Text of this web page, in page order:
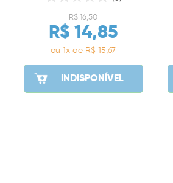
R$ 16,50
R$ 14,85
ou 1x de R$ 15,67
INDISPONÍVEL